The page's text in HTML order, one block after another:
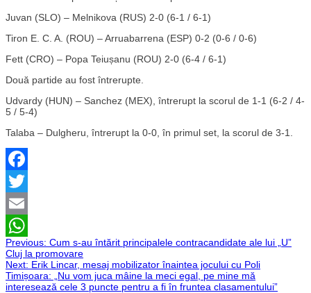
Juvan (SLO) – Melnikova (RUS) 2-0 (6-1 / 6-1)
Tiron E. C. A. (ROU) – Arruabarrena (ESP) 0-2 (0-6 / 0-6)
Fett (CRO) – Popa Teiușanu (ROU) 2-0 (6-4 / 6-1)
Două partide au fost întrerupte.
Udvardy (HUN) – Sanchez (MEX), întrerupt la scorul de 1-1 (6-2 / 4-
5 / 5-4)
Talaba – Dulgheru, întrerupt la 0-0, în primul set, la scorul de 3-1.
Facebook
Twitter
Email
WhatsApp
Navigare
în
Previous: Cum s-au întărit principalele contracandidate ale lui „U”
Cluj la promovare
Next: Erik Lincar, mesaj mobilizator înaintea jocului cu Poli
Timișoara: „Nu vom juca mâine la meci egal, pe mine mă
interesează cele 3 puncte pentru a fi în fruntea clasamentului”